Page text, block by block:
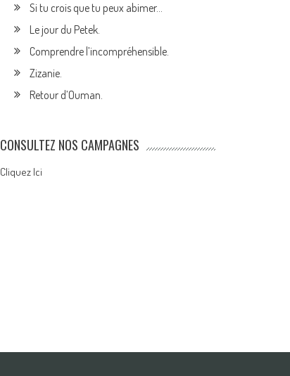
Si tu crois que tu peux abimer…
Le jour du Petek.
Comprendre l’incompréhensible.
Zizanie.
Retour d’Ouman.
CONSULTEZ NOS CAMPAGNES
Cliquez Ici